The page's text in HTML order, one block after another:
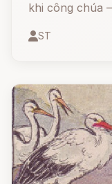
khi công chúa
Trong tuyệt
ST